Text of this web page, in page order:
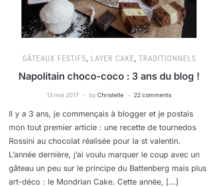
GÂTEAUX FESTIFS, LAYER CAKE, TRADITIONNELS
Napolitain choco-coco : 3 ans du blog !
13 mai 2017 by Christelle 22 comments
Il y a 3 ans, je commençais à blogger et je postais
mon tout premier article : une recette de tournedos
Rossini au chocolat réalisée pour la st valentin.
L’année dernière, j’ai voulu marquer le coup avec un
gâteau un peu sur le principe du Battenberg mais plus
art-déco : le Mondrian Cake. Cette année, […]